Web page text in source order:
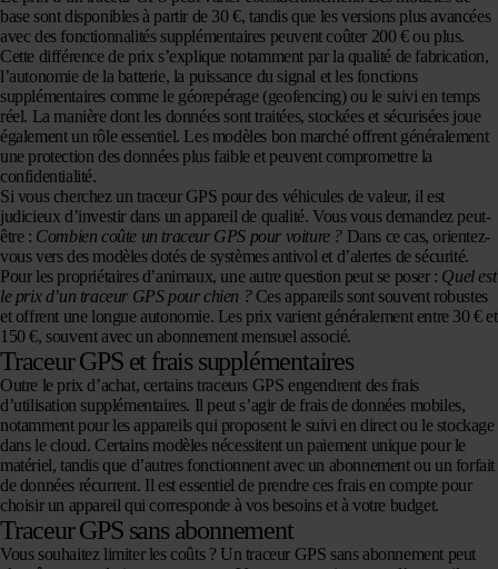
base sont disponibles à partir de 30 €, tandis que les versions plus avancées
avec des fonctionnalités supplémentaires peuvent coûter 200 € ou plus.
Cette différence de prix s’explique notamment par la qualité de fabrication,
l’autonomie de la batterie, la puissance du signal et les fonctions
supplémentaires comme le géorepérage (geofencing) ou le suivi en temps
réel. La manière dont les données sont traitées, stockées et sécurisées joue
également un rôle essentiel. Les modèles bon marché offrent généralement
une protection des données plus faible et peuvent compromettre la
confidentialité.
Si vous cherchez un traceur GPS pour des véhicules de valeur, il est
judicieux d’investir dans un appareil de qualité. Vous vous demandez peut-
être : Combien coûte un traceur GPS pour voiture ? Dans ce cas, orientez-
vous vers des modèles dotés de systèmes antivol et d’alertes de sécurité.
Pour les propriétaires d’animaux, une autre question peut se poser : Quel est
le prix d’un traceur GPS pour chien ?Ces appareils sont souvent robustes
et offrent une longue autonomie. Les prix varient généralement entre 30 € et
150 €, souvent avec un abonnement mensuel associé.
Traceur GPS et frais supplémentaires
Outre le prix d’achat, certains traceurs GPS engendrent des frais
d’utilisation supplémentaires. Il peut s’agir de frais de données mobiles,
notamment pour les appareils qui proposent le suivi en direct ou le stockage
dans le cloud. Certains modèles nécessitent un paiement unique pour le
matériel, tandis que d’autres fonctionnent avec un abonnement ou un forfait
de données récurrent. Il est essentiel de prendre ces frais en compte pour
choisir un appareil qui corresponde à vos besoins et à votre budget.
Traceur GPS sans abonnement
Vous souhaitez limiter les coûts ? Un traceur GPS sans abonnement peut